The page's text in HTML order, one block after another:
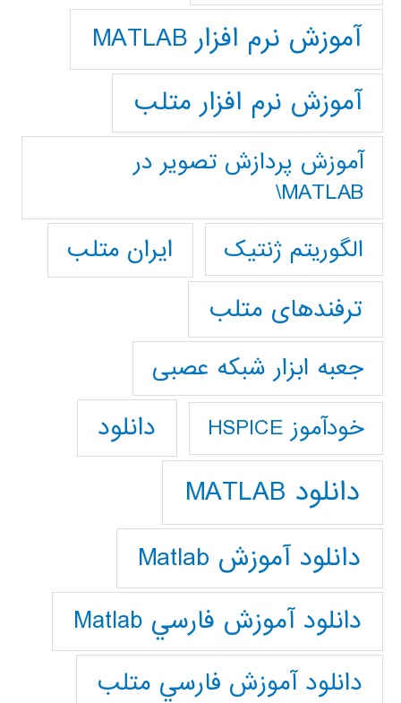
آموزش نرم افزار MATLAB
آموزش نرم افزار متلب
آموزش پردازش تصوير در
MATLAB\
الگوریتم ژنتیک
ایران متلب
ترفندهای متلب
جعبه ابزار شبکه عصبی
خودآموز HSPICE دانلود
دانلود MATLAB
دانلود آموزش Matlab
دانلود آموزش فارسي Matlab
دانلود آموزش فارسي متلب